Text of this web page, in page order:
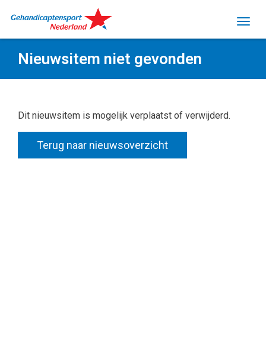
Nieuwsitem niet gevonden
Dit nieuwsitem is mogelijk verplaatst of verwijderd.
Terug naar nieuwsoverzicht